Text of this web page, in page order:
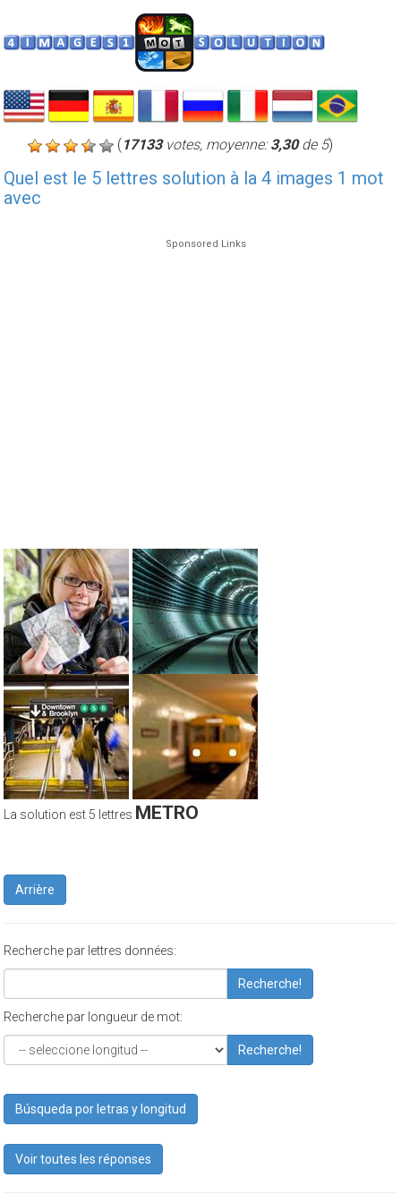
(17133votes, moyenne:3,30de 5)
Quel est le 5 lettres solution à la 4 images 1 mot
avec
Sponsored Links
La solution est 5 lettres METRO
Arrière
Recherche par lettres données:
Recherche!
Recherche par longueur de mot:
Recherche!
Búsqueda por letras y longitud
Voir toutes les réponses